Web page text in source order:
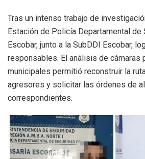
Tras un intenso trabajo de
Estación de Policía Departamental de
Escobar, junto a la SubDDI Escobar,
responsables. El análisis de cámaras
municipales permitió reconstruir la
agresores y solicitar las órdenes de
correspondientes.